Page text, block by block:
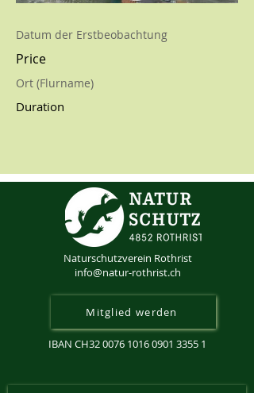
Datum der Erstbeobachtung
Price
Ort (Flurname)
Duration
Naturschutzverein Rothrist
info@natur-rothrist.ch
Mitglied werden
IBAN CH320076 1016 0901 3355 1